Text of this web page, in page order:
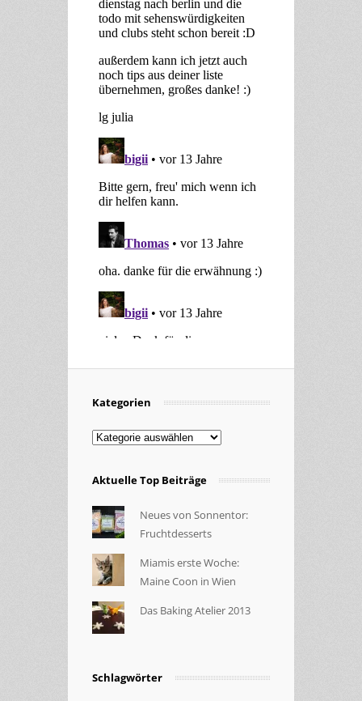
Kategorien
Kategorien
Aktuelle Top Beiträge
Neues von Sonnentor:
Fruchtdesserts
Miamis erste Woche:
Maine Coon in Wien
Das Baking Atelier 2013
Schlagwörter